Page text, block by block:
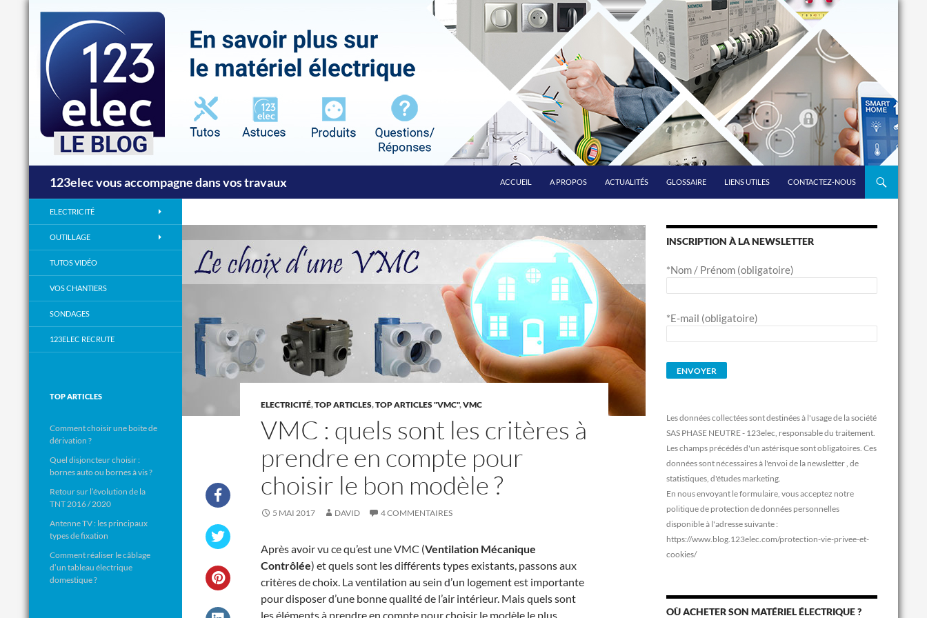
123elec vous accompagne dans vos travaux
ACCUEIL
A PROPOS ACTUALITÉS GLOSSAIRE LIENS UTILES CONTACTEZ-NOUS
ELECTRICITÉ,TOP ARTICLES,TOP ARTICLES "VMC",VMC
VMC : quels sont les critères à
prendre en compte pour
choisir le bon modèle ?
5 MAI 2017 DAVID 4 COMMENTAIRES
Après avoir vu ce qu’est une VMC (Ventilation Mécanique
Contrôlée) et quels sont les différents types existants, passons aux
critères de choix. La ventilation au sein d’un logement est importante
pour disposer d’une bonne qualité de l’air intérieur. Mais quels sont
les éléments à prendre en compte pour choisir le modèle le plus
INSCRIPTION À LA NEWSLETTER
*Nom / Prénom (obligatoire)
*E-mail (obligatoire)
Les données collectées sont destinées à l'usage de la société
SAS PHASE NEUTRE - 123elec, responsable du traitement.
Les champs précédés d'un astérisque sont obligatoires. Ces
données sont nécessaires à l'envoi de la newsletter , de
statistiques, d'études marketing.
En nous envoyant le formulaire, vous acceptez notre
politique de protection de données personnelles
disponible à l'adresse suivante :
https://www.blog.123elec.com/protection-vie-privee-et-
cookies/
OÙ ACHETER SON MATÉRIEL ÉLECTRIQUE ?
ELECTRICITÉ
OUTILLAGE
TUTOS VIDÉO
VOS CHANTIERS
SONDAGES
123ELEC RECRUTE
TOP ARTICLES
Comment choisir une boite de
dérivation ?
Quel disjoncteur choisir :
bornes auto ou bornes à vis ?
Retour sur l’évolution de la
TNT 2016 / 2020
Antenne TV : les principaux
types de fixation
Comment réaliser le câblage
d’un tableau électrique
domestique ?